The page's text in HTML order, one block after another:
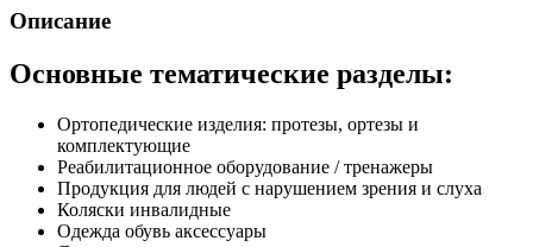
Описание
Основные тематические разделы:
Ортопедические изделия: протезы, ортезы и
комплектующие
Реабилитационное оборудование / тренажеры
Продукция для людей с нарушением зрения и слуха
Коляски инвалидные
Одежда обувь аксессуары